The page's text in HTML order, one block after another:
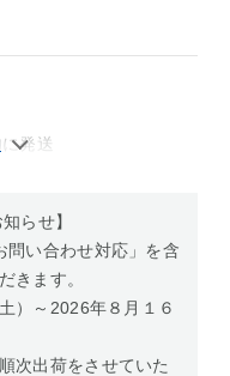
発送
らせ】
問い合わせ対応」を含
きます。
）～2026年８月１６
次出荷をさせていた